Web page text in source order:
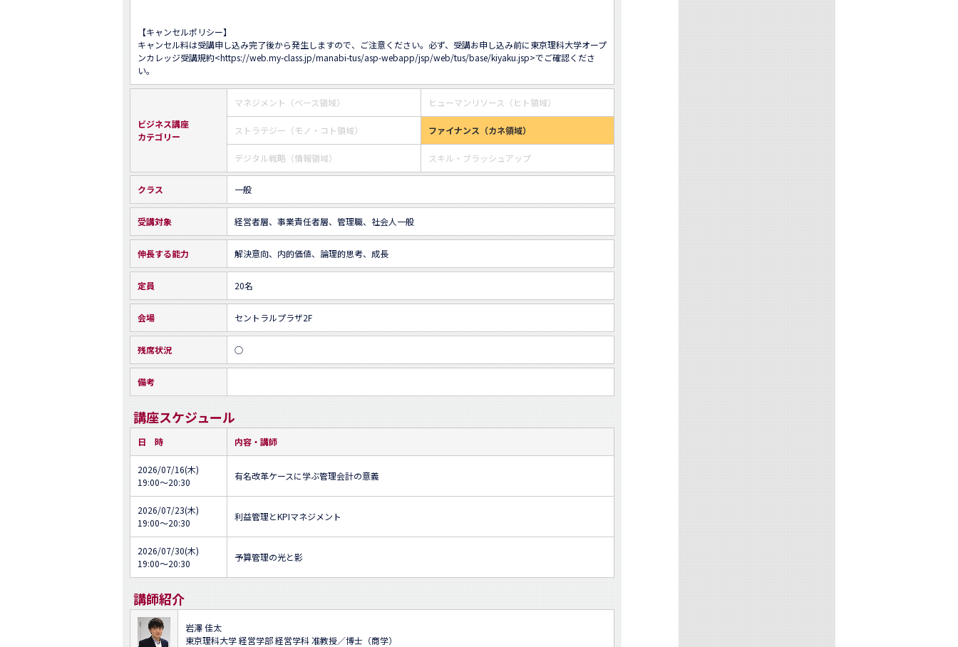
【キャンセルポリシー】
キャンセル料は受講申し込み完了後から発生しますので、ご注意ください。必ず、受講お申し込み前に東京理科大学オープ
ンカレッジ受講規約<https://web.my-class.jp/manabi-tus/asp-webapp/jsp/web/tus/base/kiyaku.jsp>でご確認くださ
い。
ビジネス講座
カテゴリー
マネジメント（ベース領域） ヒューマンリソース（ヒト領域）
ストラテジー（モノ・コト領域） ファイナンス（カネ領域）
デジタル戦略（情報領域） スキル・ブラッシュアップ
クラス 一般
受講対象 経営者層、事業責任者層、管理職、社会人一般
伸長する能力 解決意向、内的価値、論理的思考、成長
定員 20名
会場 セントラルプラザ2F
残席状況 ○
備考
講座スケジュール
日 時 内容・講師
2026/07/16(木)
19:00～20:30
有名改革ケースに学ぶ管理会計の意義
2026/07/23(木)
19:00～20:30
利益管理とKPIマネジメント
2026/07/30(木)
19:00～20:30
予算管理の光と影
講師紹介
岩澤 佳太
東京理科大学 経営学部 経営学科 准教授／博士（商学）